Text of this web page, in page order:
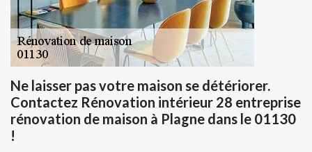
Ne laisser pas votre maison se détériorer.
Contactez Rénovation intérieur 28 entreprise
rénovation de maison à Plagne dans le 01130
!